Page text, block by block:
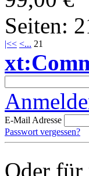
Seiten:
|<< <... 21
E-Mail Adresse
Passwort vergessen?
Oder für